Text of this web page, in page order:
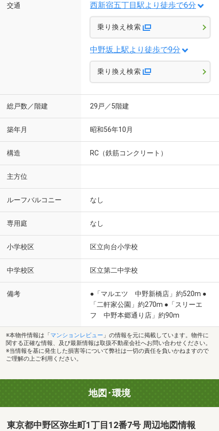
交通 西新宿五丁目駅より徒歩で6分
乗り換え検索
中野坂上駅より徒歩で9分
乗り換え検索
総戸数／階建 29戸／5階建
築年月 昭和56年10月
構造 RC（鉄筋コンクリート）
主方位
ルーフバルコニー なし
専用庭 なし
小学校区 区立向台小学校
中学校区 区立第二中学校
備考
●「マルエツ 中野新橋店」約520m ●
「二軒家公園」約270m ●「スリーエ
フ 中野本郷通り店」約90m
※本物件情報は「 マンションレビュー 」の情報を元に掲載しています。物件に
関する正確な情報、及び最新情報は取扱不動産会社へお問い合わせください。
※当情報を基に発生した損害等について弊社は一切の責任を負いかねますので
ご理解の上ご利用ください。
地図･環境
東京都中野区弥生町1丁目12番7号 周辺地図情報